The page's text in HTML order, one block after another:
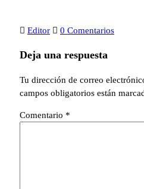
Editor 0 Comentarios
Deja una respuesta
Tu dirección de correo
campos obligatorios están
Comentario *